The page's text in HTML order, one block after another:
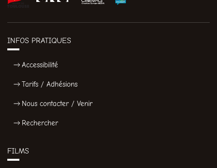
INFOS PRATIQUES
Accessibilité
Tarifs / Adhésions
Nous contacter / Venir
Rechercher
FILMS